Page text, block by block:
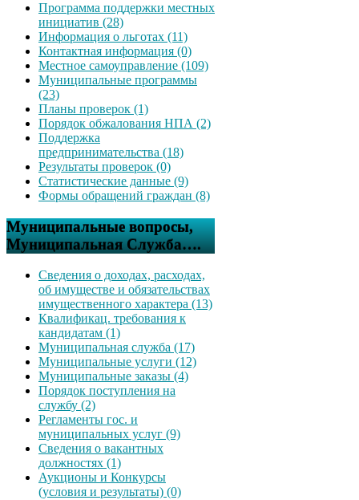
Программа поддержки местных
инициатив (28)
Информация о льготах (11)
Контактная информация (0)
Местное самоуправление (109)
Муниципальные программы
(23)
Планы проверок (1)
Порядок обжалования НПА (2)
Поддержка
предпринимательства (18)
Результаты проверок (0)
Статистические данные (9)
Формы обращений граждан (8)
Муниципальные вопросы,
Муниципальная Служба….
Сведения о доходах, расходах,
об имуществе и обязательствах
имущественного характера (13)
Квалификац. требования к
кандидатам (1)
Муниципальная служба (17)
Муниципальные услуги (12)
Муниципальные заказы (4)
Порядок поступления на
службу (2)
Регламенты гос. и
муниципальных услуг (9)
Сведения о вакантных
должностях (1)
Аукционы и Конкурсы
(условия и результаты) (0)